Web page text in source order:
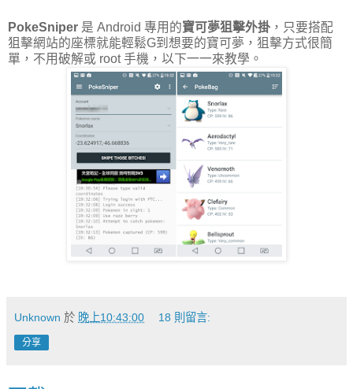
PokeSniper 是 Android 專用的寶可夢狙擊外掛 ，只要搭配
狙擊網站的座標就能輕鬆G到想要的寶可夢，狙擊方式很簡
單，不用破解或 root 手機，以下一一來教學。
Unknown 於 晚上10:43:00 18 則留言:
分享